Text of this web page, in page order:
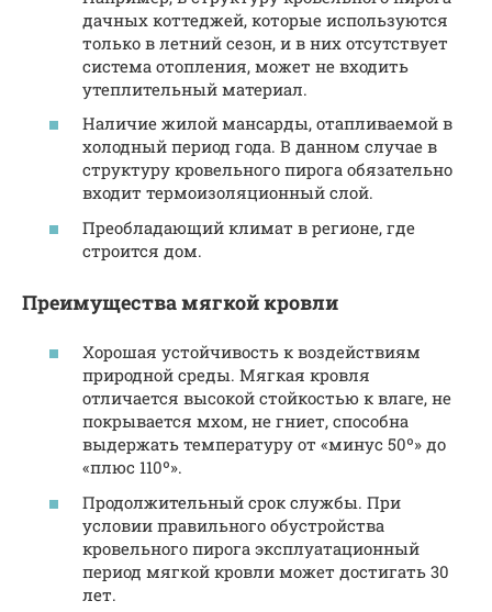
дачных коттеджей, которые используются
только в летний сезон, и в них отсутствует
система отопления, может не входить
утеплительный материал.
Наличие жилой мансарды, отапливаемой в
холодный период года. В данном случае в
структуру кровельного пирога обязательно
входит термоизоляционный слой.
Преобладающий климат в регионе, где
строится дом.
Преимущества мягкой кровли
Хорошая устойчивость к воздействиям
природной среды. Мягкая кровля
отличается высокой стойкостью к влаге, не
покрывается мхом, не гниет, способна
выдержать температуру от «минус 50º» до
«плюс 110º».
Продолжительный срок службы. При
условии правильного обустройства
кровельного пирога эксплуатационный
период мягкой кровли может достигать 30
лет.